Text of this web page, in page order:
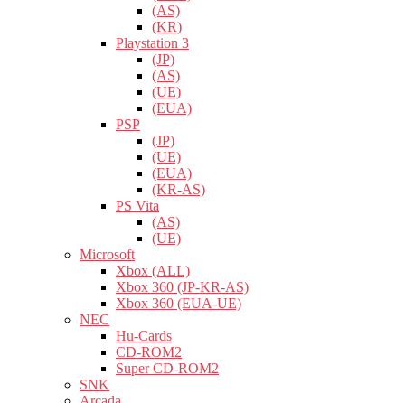
(AS)
(KR)
Playstation 3
(JP)
(AS)
(UE)
(EUA)
PSP
(JP)
(UE)
(EUA)
(KR-AS)
PS Vita
(AS)
(UE)
Microsoft
Xbox (ALL)
Xbox 360 (JP-KR-AS)
Xbox 360 (EUA-UE)
NEC
Hu-Cards
CD-ROM2
Super CD-ROM2
SNK